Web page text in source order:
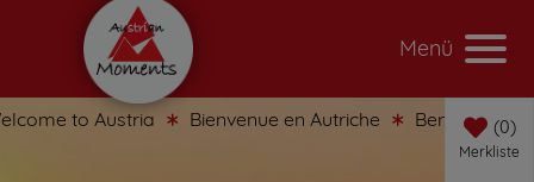
Menü
to Austria Bienvenue en Autriche Benvenuti in0
Merkliste